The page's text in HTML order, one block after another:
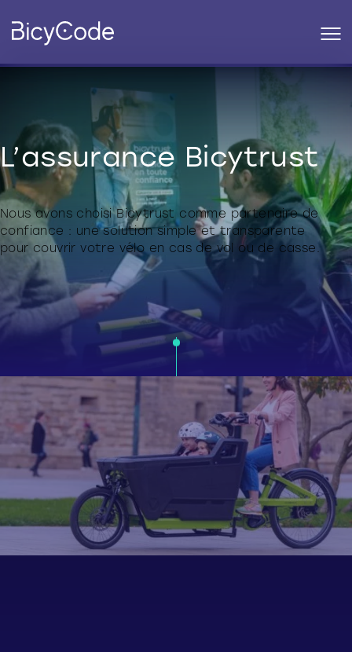
L’assurance Bicytrust
Nous avons choisi Bicytrust comme partenaire de
confiance : une solution simple et transparente
pour couvrir votre vélo en cas de vol ou de casse.